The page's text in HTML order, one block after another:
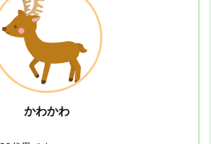
かわかわ